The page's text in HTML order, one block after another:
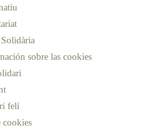
sobre las cookies
felí
cookies